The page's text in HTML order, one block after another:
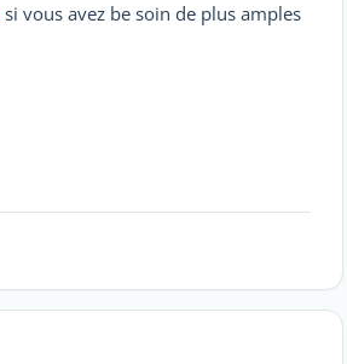
si vous avez be soin de plus amples